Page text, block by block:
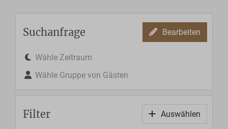
Suchanfrage Bearbeiten
Wähle Zeitraum
Wähle Gruppe von Gästen
Filter Auswählen